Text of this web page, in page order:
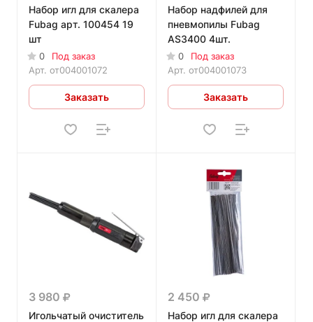
Набор игл для скалера
Fubag арт. 100454 19
шт
0
Под заказ
Арт. от004001072
Заказать
Набор надфилей для
пневмопилы Fubag
AS3400 4шт.
0
Под заказ
Арт. от004001073
Заказать
3 980
Игольчатый очиститель
2 450
Набор игл для скалера